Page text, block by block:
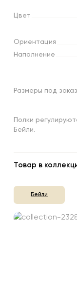
Цвет
Ориентация
Наполнение
Размеры под заказ
Полки
Бейли.
Товар в
Бейли